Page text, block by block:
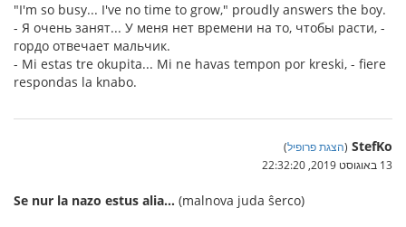
"I'm so busy... I've no time to grow," proudly answers the boy.
- Я очень занят... У меня нет времени на то, чтобы расти, -
гордо отвечает мальчик.
- Mi estas tre okupita... Mi ne havas tempon por kreski, - fiere
respondas la knabo.
StefKo
(הצגת פרופיל)
13 באוגוסט 2019, 22:32:20
Se nur la nazo estus alia… (malnova juda ŝerco)